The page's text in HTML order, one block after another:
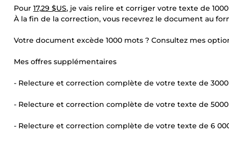
Pour 17,29 $US, je vais relire et corriger votre texte de
À la fin de la correction, vous recevrez le document au
Votre document excède 1000 mots ? Consultez mes
Mes offres supplémentaires
- Relecture et correction complète de votre texte de
- Relecture et correction complète de votre texte de
- Relecture et correction complète de votre texte de 6